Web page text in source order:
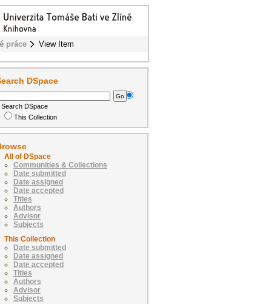
práce View Item
DSpace
Search DSpace
This Collection
All of DSpace
Communities & Collections
Date submitted
Date assigned
Date accepted
Titles
Authors
Advisor
Subjects
This Collection
Date submitted
Date assigned
Date accepted
Titles
Authors
Advisor
Subjects